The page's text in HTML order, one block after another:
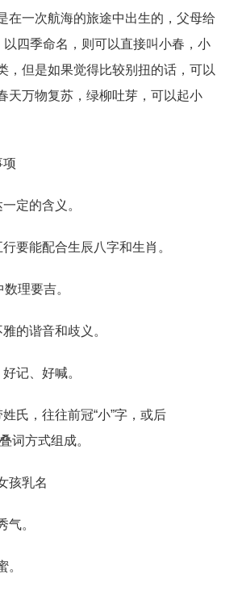
在一次航海的旅途中出生的，父母给
以四季命名，则可以直接叫小春，小
，但是如果觉得比较别扭的话，可以
天万物复苏，绿柳吐芽，可以起小
定的含义。
能配合生辰八字和生肖。
理要吉。
谐音和歧义。
记、好喊。
，往往前冠“小”字，或后
词方式组成。
乳名
。